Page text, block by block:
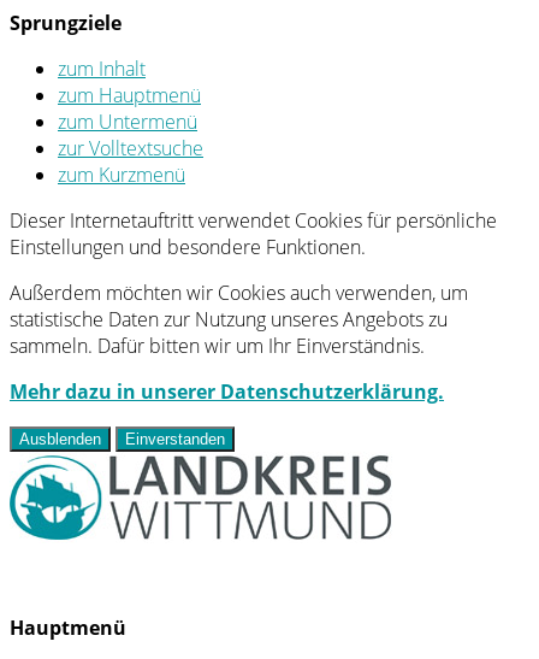
Sprungziele
zum Inhalt
zum Hauptmenü
zum Untermenü
zur Volltextsuche
zum Kurzmenü
Dieser Internetauftritt verwendet Cookies für persönliche
Einstellungen und besondere Funktionen.
Außerdem möchten wir Cookies auch verwenden, um
statistische Daten zur Nutzung unseres Angebots zu
sammeln. Dafür bitten wir um Ihr Einverständnis.
Mehr dazu in unserer Datenschutzerklärung.
Ausblenden Einverstanden
Hauptmenü